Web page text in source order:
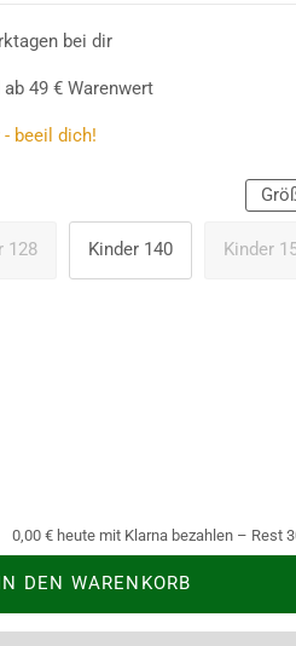
bei dir
49 € Warenwert
beeil dich!
128 Kinder 140 Kinder
0,00 € heute mit Klarna bezahlen – Rest
IN DEN WARENKORB